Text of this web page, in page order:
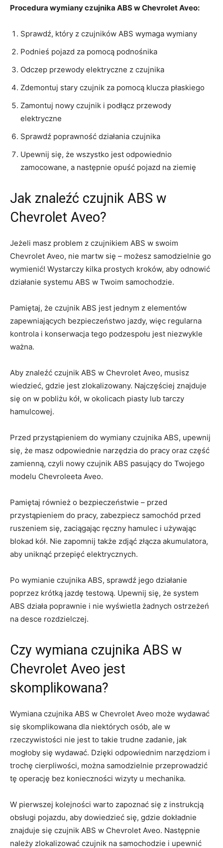
Procedura wymiany⁢ czujnika ABS ⁢w Chevrolet ‌Aveo:
Sprawdź, który z czujników ABS wymaga ‍wymiany
Podnieś pojazd za pomocą podnośnika
Odczep przewody elektryczne z czujnika
Zdemontuj stary czujnik za pomocą klucza płaskiego
Zamontuj nowy czujnik i podłącz przewody
elektryczne
Sprawdź poprawność działania ‍czujnika
Upewnij się, że wszystko jest odpowiednio
zamocowane, a następnie opuść pojazd na ziemię
Jak znaleźć czujnik ABS w
Chevrolet Aveo?
Jeżeli masz problem z czujnikiem ABS w swoim
Chevrolet Aveo, nie martw się – możesz samodzielnie ⁣go
wymienić! Wystarczy kilka prostych kroków, aby odnowić
działanie‌ systemu ABS w Twoim samochodzie.
Pamiętaj, że czujnik ABS jest jednym⁣ z elementów
zapewniających bezpieczeństwo jazdy,‌ więc regularna
kontrola i konserwacja tego podzespołu jest niezwykle
ważna.
Aby znaleźć czujnik ABS w Chevrolet Aveo, musisz
wiedzieć,⁤ gdzie jest zlokalizowany. Najczęściej znajduje
się on w pobliżu kół,⁤ w okolicach piasty lub tarczy
⁣hamulcowej.
Przed przystąpieniem do wymiany czujnika ABS, upewnij
się, że masz odpowiednie narzędzia do pracy oraz część⁢
zamienną, czyli nowy czujnik⁣ ABS ‍pasujący do Twojego
modelu Chevroleeta Aveo.
Pamiętaj również o bezpieczeństwie – przed
przystąpieniem do pracy, zabezpiecz samochód przed
ruszeniem się, zaciągając ręczny hamulec i używając
blokad kół. Nie zapomnij także zdjąć złącza akumulatora,
aby uniknąć przepięć elektrycznych.
Po wymianie czujnika ABS, sprawdź jego działanie
poprzez krótką jazdę testową. Upewnij się, że system
ABS działa poprawnie i nie wyświetla żadnych ostrzeżeń
na desce rozdzielczej.
Czy wymiana czujnika ABS w
Chevrolet Aveo jest
skomplikowana?
Wymiana czujnika ABS w Chevrolet Aveo może wydawać
się skomplikowana dla niektórych osób, ale w
rzeczywistości nie jest to takie trudne zadanie, jak
mogłoby się wydawać. Dzięki odpowiednim narzędziom‌ i
trochę cierpliwości, można samodzielnie ⁢przeprowadzić
tę operację bez konieczności wizyty u mechanika.
W pierwszej kolejności⁤ warto zapoznać się z instrukcją
obsługi pojazdu, aby dowiedzieć się, gdzie dokładnie
znajduje się czujnik ABS w Chevrolet Aveo. Następnie‍
należy zlokalizować czujnik ⁤na samochodzie i upewnić